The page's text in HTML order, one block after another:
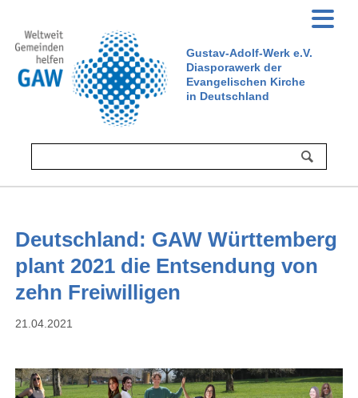
Gustav-Adolf-Werk e.V.
Diasporawerk der
Evangelischen Kirche
in Deutschland
Deutschland: GAW Württemberg
plant 2021 die Entsendung von
zehn Freiwilligen
21.04.2021